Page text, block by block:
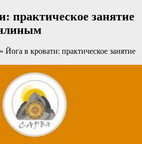
практическое занятие
» Йога в кровати: практическое занятие